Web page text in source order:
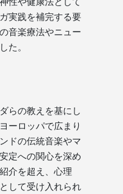
実践を補完する要
音楽療法やニュー
た。
らの教えを基にし
ーロッパで広まり
ドの伝統音楽やマ
定への関心を深め
介を超え、心理
して受け入れられ